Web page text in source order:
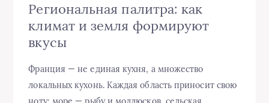
Региональная палитра: как
климат и земля формируют
вкусы
Франция — не единая кухня, а множество
локальных кухонь. Каждая область приносит свою